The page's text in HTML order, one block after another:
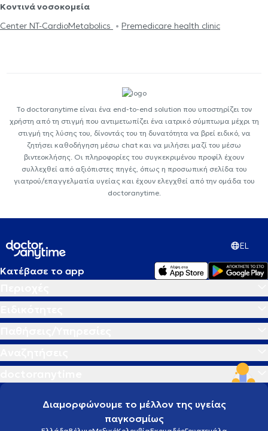
Κοντινά νοσοκομεία
Center NT-CardioMetabolics
Premedicare health clinic
Το doctoranytime είναι ένα end-to-end solution που υποστηρίζει τον
χρήστη από τη στιγμή που αντιμετωπίζει ένα ιατρικό σύμπτωμα μέχρι τη
στιγμή της λύσης του, δίνοντάς του τη δυνατότητα να βρεί ειδικό, να
ζητήσει καθοδήγηση μέσω chat και να μιλήσει μαζί του μέσω
βιντεοκλήσης. Οι πληροφορίες του συγκεκριμένου προφίλ έχουν
συλλεχθεί από αξιόπιστες πηγές, όπως η προσωπική σελίδα του
γιατρού/επαγγελματία υγείας και έχουν ελεγχθεί από την ομάδα του
doctoranytime.
EL
Κατέβασε το app
Διαμορφώνουμε το μέλλον της υγείας
παγκοσμίως